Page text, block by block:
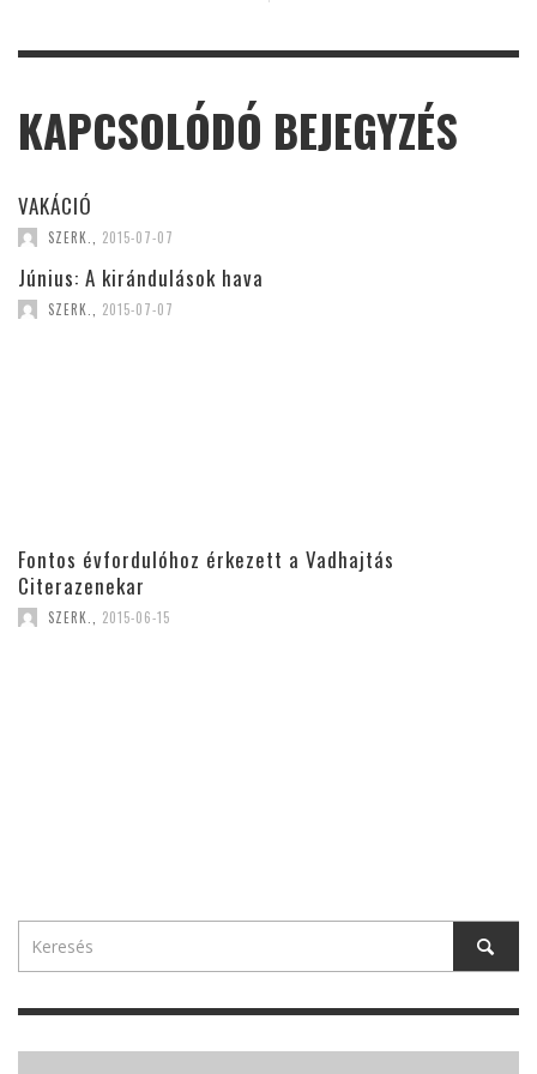
KAPCSOLÓDÓ BEJEGYZÉS
VAKÁCIÓ
SZERK. 2015-07-07
Június: A kirándulások hava
SZERK. 2015-07-07
Fontos évfordulóhoz érkezett a Vadhajtás
Citerazenekar
SZERK. 2015-06-15